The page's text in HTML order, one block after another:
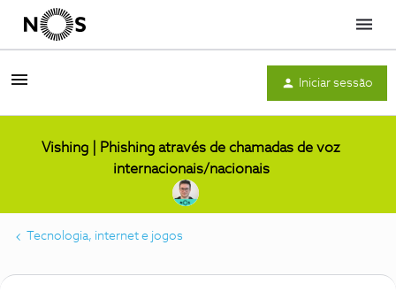
Menu
Iniciar sessão
Vishing | Phishing através de chamadas de voz
internacionais/nacionais
Tecnologia, internet e jogos